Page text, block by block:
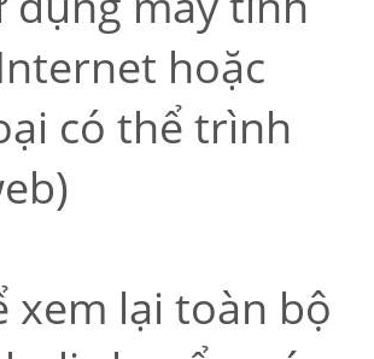
hoặc
có thể trình
xem lại toàn bộ